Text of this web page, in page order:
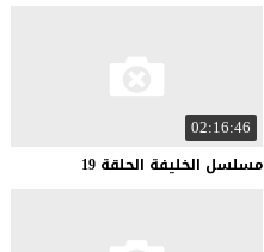
02:16:46
مسلسل الخليفة الحلقة 19